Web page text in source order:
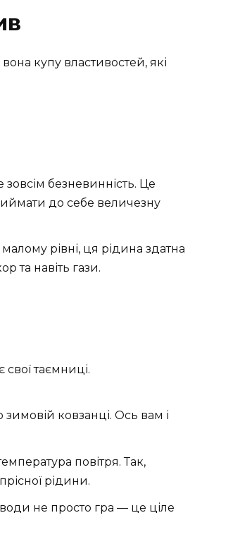
купу властивостей, які
безневинність. Це
до себе величезну
рівні, ця рідина здатна
та навіть гази.
таємниці.
ковзанці. Ось вам і
повітря. Так,
рідини.
не просто гра — це ціле